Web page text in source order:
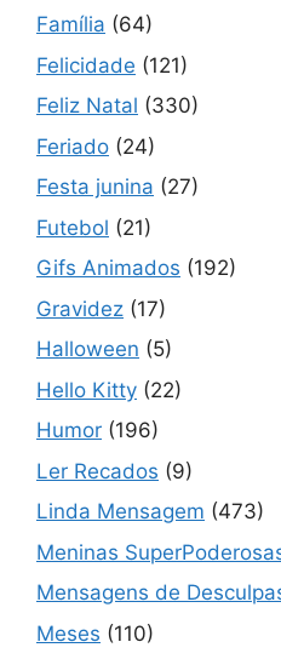
Família (64)
Felicidade (121)
Feliz Natal (330)
Feriado (24)
Festa junina (27)
Futebol (21)
Gifs Animados (192)
Gravidez (17)
Halloween (5)
Hello Kitty (22)
Humor (196)
Ler Recados (9)
Linda Mensagem (473)
Meninas
Mensagens de
Meses (110)